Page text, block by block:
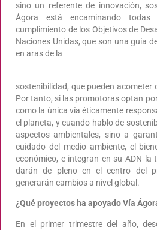
sino un referente de innovación,
Ágora está encaminando
cumplimiento de los Objetivos de
Naciones Unidas, que son una guía
en aras de la
sostenibilidad, que pueden acometer
Por tanto, si las promotoras optan
como la única vía éticamente
el planeta, y cuando hablo de
aspectos ambientales, sino a
cuidado del medio ambiente, el
económico, e integran en su ADN la
darán de pleno en el centro del
generarán cambios a nivel global.
¿Qué proyectos ha apoyado Vía
En el primer trimestre del año,